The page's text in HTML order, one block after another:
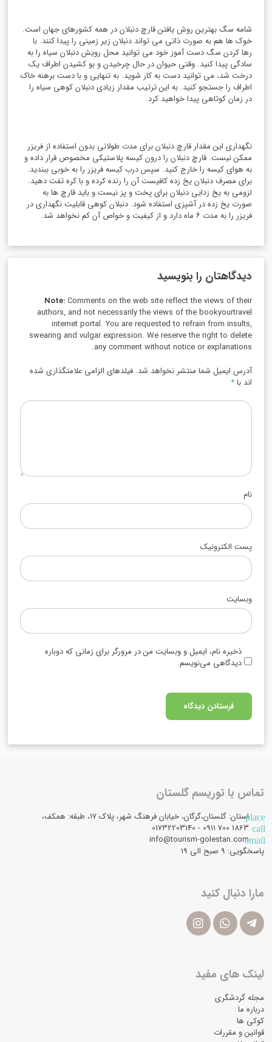
شامه سگ بهترین روش یافتن قارچ دنبلان در همه کشورهای جهان است.
خوک ها هم به صورت ذاتی می تواند دنبلان زیر زمینی را پیدا کنند. با
رها کردن سگ دست آموز خود می توانید محل رویش دنبلان سیاه را به
سادگی پیدا کنید. وقتی حیوان در حال چرخیدن و بو کشیدن اطراف یک
درخت شد، می توانید دست به کار شوید. به تنهایی و با دست برهنه خاک
اطراف را جستجو کنید. به این ترتیب مقدار زیادی دنبلان کوهی سیاه را
در زمان کوتاهی پیدا خواهید کرد.
نگهداری این مقدار قارچ دنبلان برای مدت طولانی بدون استفاده از فریزر
ممکن نیست. قارچ دنبلان را درون کیسه پلاستیکی مخصوص قرار داده و
به هوای کیسه را خارج کنید. سپس درب کیسه فریزر را به خوبی ببندید.
برای مصرف دنبلان یخ زده کافیست آن را رنده کرده و با کره تفت دهید.
لزومی به یخ زدایی دنبلان برای پخت و پز نیست و باید قارچ ها به
صورت یخ زده در آشپزی استفاده شود. دنبلان کوهی قابلیت نگهداری در
فریزر را به مدت ۶ ماه دارد و از کیفیت و خواص آن کم نخواهد شد.
دیدگاهتان را بنویسید
Note:Comments on the web site reflect the views of their
authors, and not necessarily the views of the bookyourtravel
internet portal. You are requested to refrain from insults,
swearing and vulgar expression. We reserve the right to delete
any comment without notice or explanations.
آدرس ایمیل شما منتشر نخواهد شد. فیلدهای الزامی علامتگذاری شده
اند با*
نام
پست الکترونیک
وبسایت
ذخیره نام، ایمیل و وبسایت من در مرورگر برای زمانی که دوباره
دیدگاهی می‌نویسم.
تماس با توریسم گلستان
placeاستان: گلستان،گرگان، خیابان فرهنگ شهر، پلاک 17، طبقه: همکف،
call
email
info@tourism-golestan.com
پاسخگویی: ۹ صبح الی 19
مارا دنبال کنید
لینک های مفید
مجله گردشگری
درباره ما
کوکی ها
قوانین و مقررات